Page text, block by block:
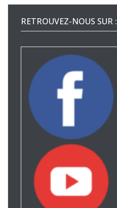
RETROUVEZ-NOUS SUR :